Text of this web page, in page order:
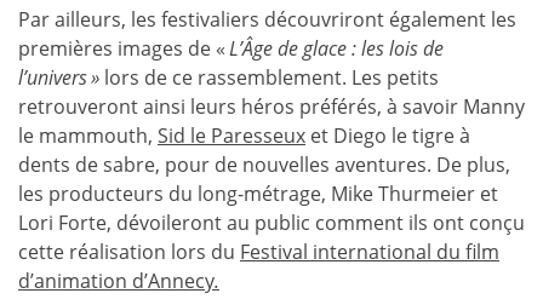
Par ailleurs, les festivaliers découvriront également les
premières images de «L’Âge de glace : les lois de
l’univers» lors de ce rassemblement. Les petits
retrouveront ainsi leurs héros préférés, à savoir Manny
le mammouth, Sid le Paresseux et Diego le tigre à
dents de sabre, pour de nouvelles aventures. De plus,
les producteurs du long-métrage, Mike Thurmeier et
Lori Forte, dévoileront au public comment ils ont conçu
cette réalisation lors du Festival international du film
d’animation d’Annecy.